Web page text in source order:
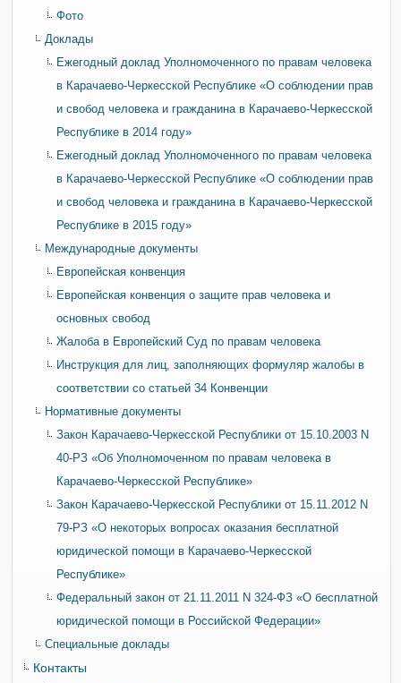
Фото
Доклады
Ежегодный доклад Уполномоченного по правам человека
в Карачаево-Черкесской Республике «О соблюдении прав
и свобод человека и гражданина в Карачаево-Черкесской
Республике в 2014 году»
Ежегодный доклад Уполномоченного по правам человека
в Карачаево-Черкесской Республике «О соблюдении прав
и свобод человека и гражданина в Карачаево-Черкесской
Республике в 2015 году»
Международные документы
Европейская конвенция
Европейская конвенция о защите прав человека и
основных свобод
Жалоба в Европейский Суд по правам человека
Инструкция для лиц, заполняющих формуляр жалобы в
соответствии со статьей 34 Конвенции
Нормативные документы
Закон Карачаево-Черкесской Республики от 15.10.2003 N
40-РЗ «Об Уполномоченном по правам человека в
Карачаево-Черкесской Республике»
Закон Карачаево-Черкесской Республики от 15.11.2012 N
79-РЗ «О некоторых вопросах оказания бесплатной
юридической помощи в Карачаево-Черкесской
Республике»
Федеральный закон от 21.11.2011 N 324-ФЗ «О бесплатной
юридической помощи в Российской Федерации»
Специальные доклады
Контакты